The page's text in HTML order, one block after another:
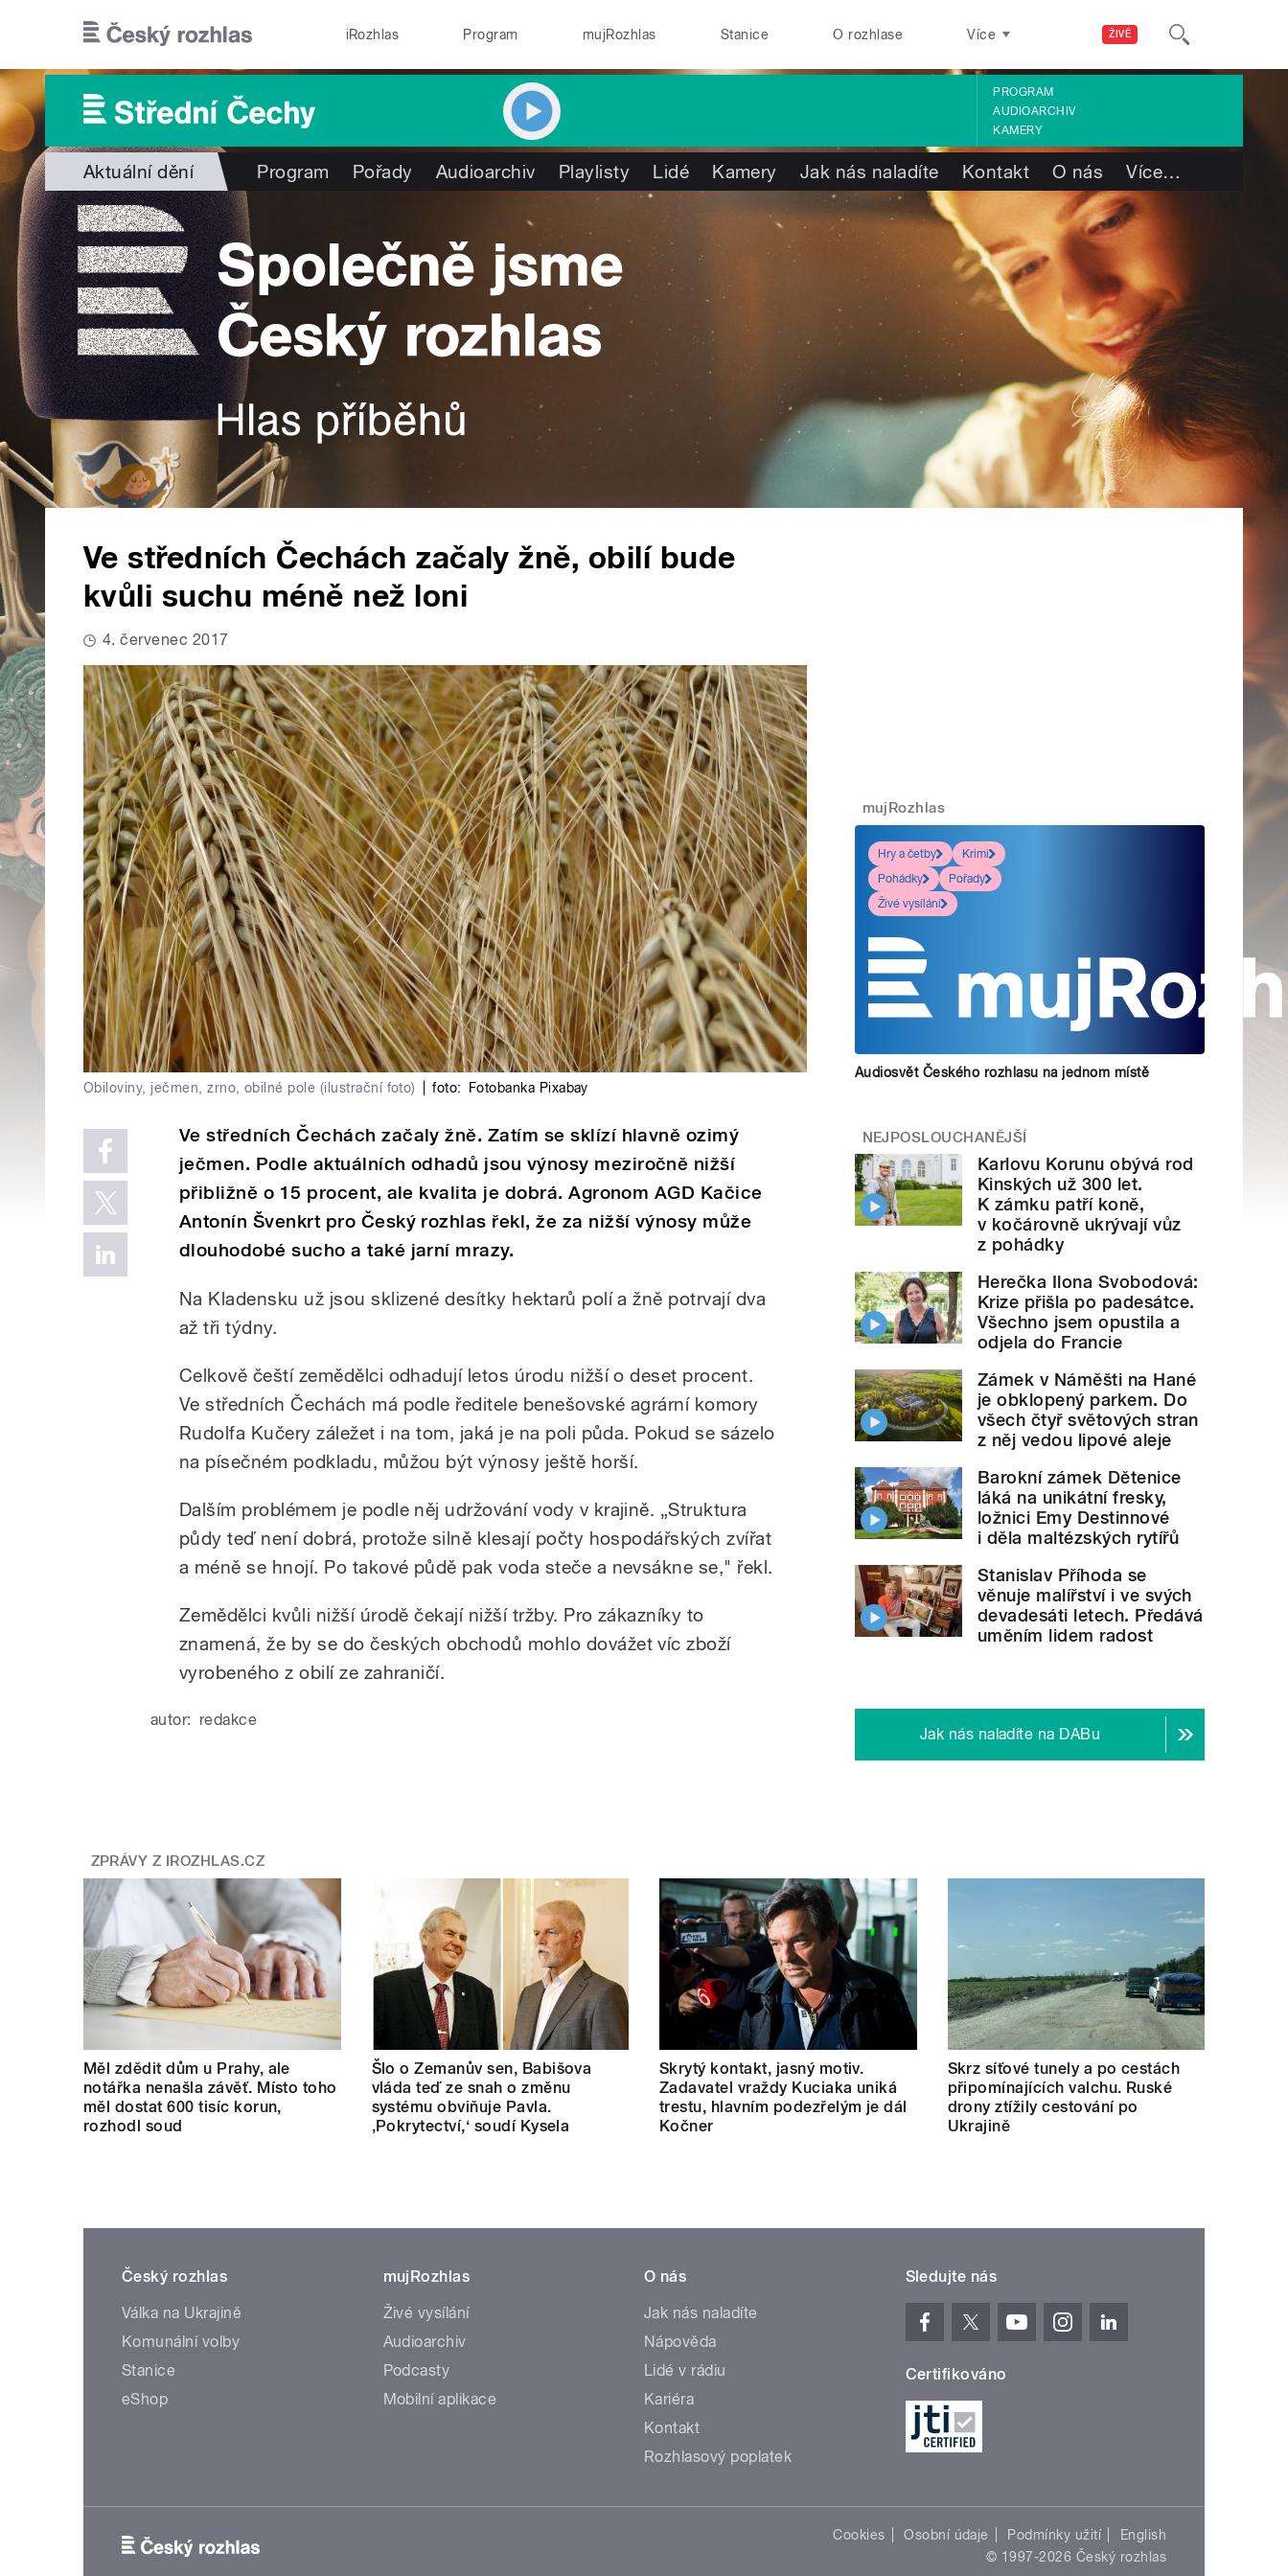
ŽIVĚ
iRozhlas Program mujRozhlas Stanice O rozhlase Více
PROGRAM
AUDIOARCHIV
KAMERY
Aktuální dění Program Pořady Audioarchiv Playlisty Lidé Kamery Jak nás naladíte Kontakt O nás Více…
Ve středních Čechách začaly žně, obilí bude
kvůli suchu méně než loni
4. červenec 2017
Obiloviny, ječmen, zrno, obilné pole (ilustrační foto) foto: Fotobanka Pixabay
Ve středních Čechách začaly žně. Zatím se sklízí hlavně ozimý
ječmen. Podle aktuálních odhadů jsou výnosy meziročně nižší
přibližně o 15 procent, ale kvalita je dobrá. Agronom AGD Kačice
Antonín Švenkrt pro Český rozhlas řekl, že za nižší výnosy může
dlouhodobé sucho a také jarní mrazy.
Na Kladensku už jsou sklizené desítky hektarů polí a žně potrvají dva
až tři týdny.
Celkově čeští zemědělci odhadují letos úrodu nižší o deset procent.
Ve středních Čechách má podle ředitele benešovské agrární komory
Rudolfa Kučery záležet i na tom, jaká je na poli půda. Pokud se sázelo
na písečném podkladu, můžou být výnosy ještě horší.
Dalším problémem je podle něj udržování vody v krajině. „Struktura
půdy teď není dobrá, protože silně klesají počty hospodářských zvířat
a méně se hnojí. Po takové půdě pak voda steče a nevsákne se," řekl.
Zemědělci kvůli nižší úrodě čekají nižší tržby. Pro zákazníky to
znamená, že by se do českých obchodů mohlo dovážet víc zboží
vyrobeného z obilí ze zahraničí.
autor: redakce
mujRozhlas
Hry a četby
Krimi
Pohádky
Pořady
Živé vysílání
Audiosvět Českého rozhlasu na jednom místě
NEJPOSLOUCHANĚJŠÍ
Karlovu Korunu obývá rod
Kinských už 300 let.
K zámku patří koně,
v kočárovně ukrývají vůz
z pohádky
Herečka Ilona Svobodová:
Krize přišla po padesátce.
Všechno jsem opustila a
odjela do Francie
Zámek v Náměšti na Hané
je obklopený parkem. Do
všech čtyř světových stran
z něj vedou lipové aleje
Barokní zámek Dětenice
láká na unikátní fresky,
ložnici Emy Destinnové
i děla maltézských rytířů
Stanislav Příhoda se
věnuje malířství i ve svých
devadesáti letech. Předává
uměním lidem radost
Jak nás naladíte na DABu
ZPRÁVY Z IROZHLAS.CZ
Měl zdědit dům u Prahy, ale
notářka nenašla závěť. Místo toho
měl dostat 600 tisíc korun,
rozhodl soud
Šlo o Zemanův sen, Babišova
vláda teď ze snah o změnu
systému obviňuje Pavla.
‚Pokrytectví,‘ soudí Kysela
Skrytý kontakt, jasný motiv.
Zadavatel vraždy Kuciaka uniká
trestu, hlavním podezřelým je dál
Kočner
Skrz síťové tunely a po cestách
připomínajících valchu. Ruské
drony ztížily cestování po
Ukrajině
Český rozhlas
Válka na Ukrajině
Komunální volby
Stanice
eShop
mujRozhlas
Živé vysílání
Audioarchiv
Podcasty
Mobilní aplikace
O nás
Jak nás naladíte
Nápověda
Lidé v rádiu
Kariéra
Kontakt
Rozhlasový poplatek
Sledujte nás
Certifikováno
Cookies Osobní údaje Podmínky užití
English
© 1997-2026 Český rozhlas